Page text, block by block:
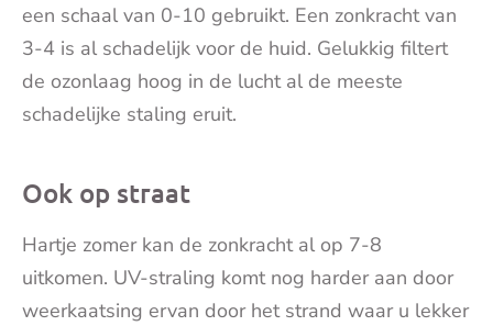
een schaal van 0-10 gebruikt. Een zonkracht van
3-4 is al schadelijk voor de huid. Gelukkig filtert
de ozonlaag hoog in de lucht al de meeste
schadelijke staling eruit.
Ook op straat
Hartje zomer kan de zonkracht al op 7-8
uitkomen. UV-straling komt nog harder aan door
weerkaatsing ervan door het strand waar u lekker